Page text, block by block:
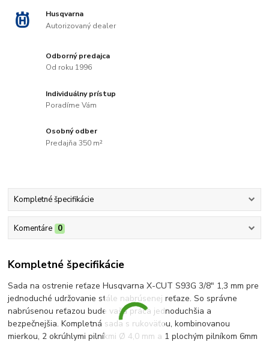
Husqvarna
Autorizovaný dealer
Odborný predajca
Od roku 1996
Individuálny prístup
Poradíme Vám
Osobný odber
Predajňa 350 m²
Kompletné špecifikácie
Komentáre 0
Kompletné špecifikácie
Sada na ostrenie reťaze Husqvarna X-CUT S93G 3/8″ 1,3 mm pre
jednoduché udržovanie stále nabrúsenej reťaze. So správne
nabrúsenou reťazou bude vaša práca jednoduchšia a
bezpečnejšia. Kompletná sada s rukoväťou, kombinovanou
mierkou, 2 okrúhlymi pilníkmi Ø 4,0 mm a 1 plochým pilníkom 6mm